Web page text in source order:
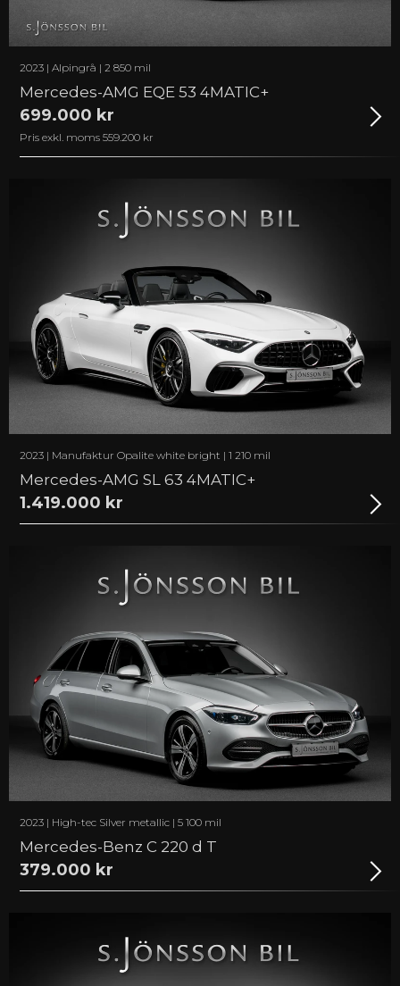
2023 | Alpingrå | 2 850 mil
Mercedes-AMG EQE 53 4MATIC+
699.000 kr
Pris exkl. moms 559.200 kr
2023 | Manufaktur Opalite white bright | 1 210 mil
Mercedes-AMG SL 63 4MATIC+
1.419.000 kr
2023 | High-tec Silver metallic | 5 100 mil
Mercedes-Benz C 220 d T
379.000 kr